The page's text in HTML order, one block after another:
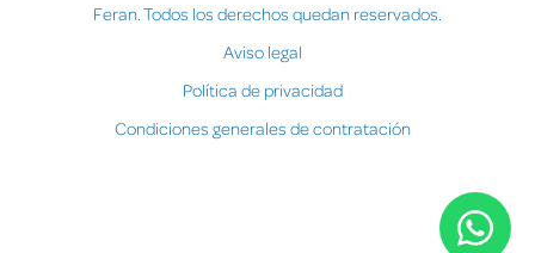
Feran. Todos los derechos quedan reservados.
Aviso legal
Política de privacidad
Condiciones generales de contratación